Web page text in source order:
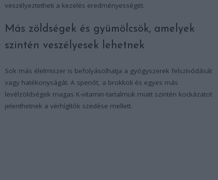
veszélyeztetheti a kezelés eredményességét.
Más zöldségek és gyümölcsök, amelyek
szintén veszélyesek lehetnek
Sok más élelmiszer is befolyásolhatja a gyógyszerek felszívódását
vagy hatékonyságát. A spenót, a brokkoli és egyes más
levélzöldségek magas K-vitamin-tartalmuk miatt szintén kockázatot
jelenthetnek a vérhígítók szedése mellett.